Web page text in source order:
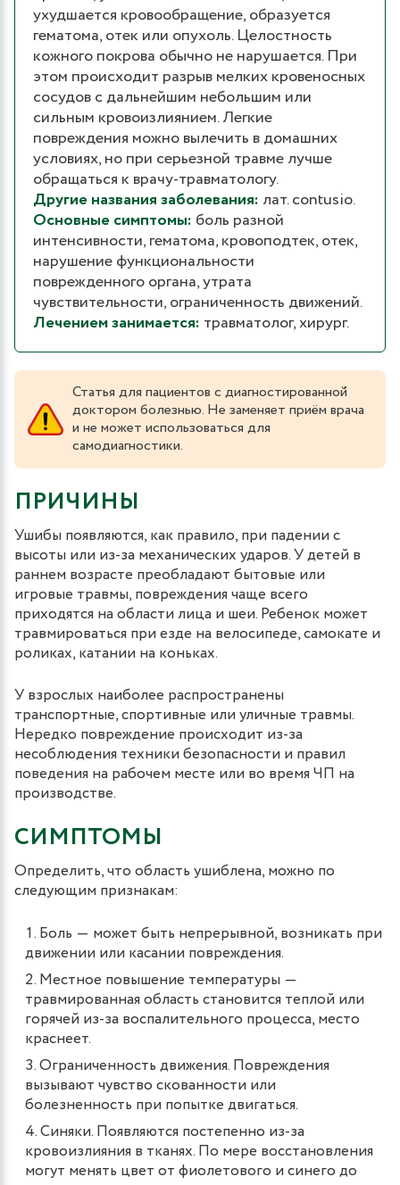
ухудшается кровообращение, образуется
гематома, отек или опухоль. Целостность
кожного покрова обычно не нарушается. При
этом происходит разрыв мелких кровеносных
сосудов с дальнейшим небольшим или
сильным кровоизлиянием. Легкие
повреждения можно вылечить в домашних
условиях, но при серьезной травме лучше
обращаться к врачу-травматологу.
Другие названия заболевания: лат. contusio.
Основные симптомы: боль разной
интенсивности, гематома, кровоподтек, отек,
нарушение функциональности
поврежденного органа, утрата
чувствительности, ограниченность движений.
Лечением занимается: травматолог, хирург.
Статья для пациентов с диагностированной
доктором болезнью. Не заменяет приём врача
и не может использоваться для
самодиагностики.
ПРИЧИНЫ
Ушибы появляются, как правило, при падении с
высоты или из-за механических ударов. У детей в
раннем возрасте преобладают бытовые или
игровые травмы, повреждения чаще всего
приходятся на области лица и шеи. Ребенок может
травмироваться при езде на велосипеде, самокате и
роликах, катании на коньках.
У взрослых наиболее распространены
транспортные, спортивные или уличные травмы.
Нередко повреждение происходит из-за
несоблюдения техники безопасности и правил
поведения на рабочем месте или во время ЧП на
производстве.
СИМПТОМЫ
Определить, что область ушиблена, можно по
следующим признакам:
Боль ― может быть непрерывной, возникать при
движении или касании повреждения.
Местное повышение температуры ―
травмированная область становится теплой или
горячей из-за воспалительного процесса, место
краснеет.
Ограниченность движения. Повреждения
вызывают чувство скованности или
болезненность при попытке двигаться.
Синяки. Появляются постепенно из-за
кровоизлияния в тканях. По мере восстановления
могут менять цвет от фиолетового и синего до